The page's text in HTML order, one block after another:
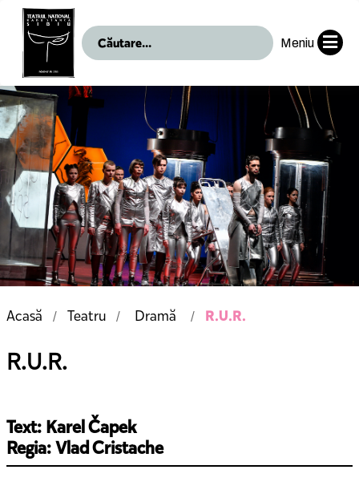
Meniu
Acasă Teatru Dramă R.U.R.
R.U.R.
Text: Karel Čapek
Regia: Vlad Cristache